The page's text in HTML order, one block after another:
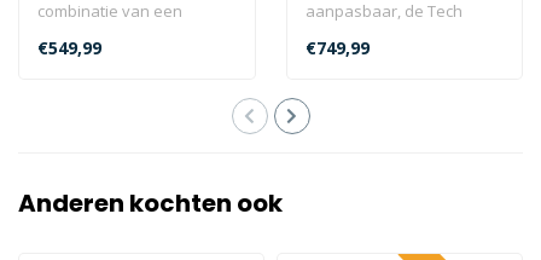
combinatie van een
recreatief en een
technisch BCD. E..
€549,99
aanpasbaar, de Tech
Deep BCD kan alle
bladders in wing-stij..
€749,99
Anderen kochten ook